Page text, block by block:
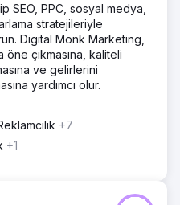
SEO, PPC, sosyal medya,
stratejileriyle
Digital Monk Marketing,
öne çıkmasına, kaliteli
ve gelirlerini
yardımcı olur.
+7
+1